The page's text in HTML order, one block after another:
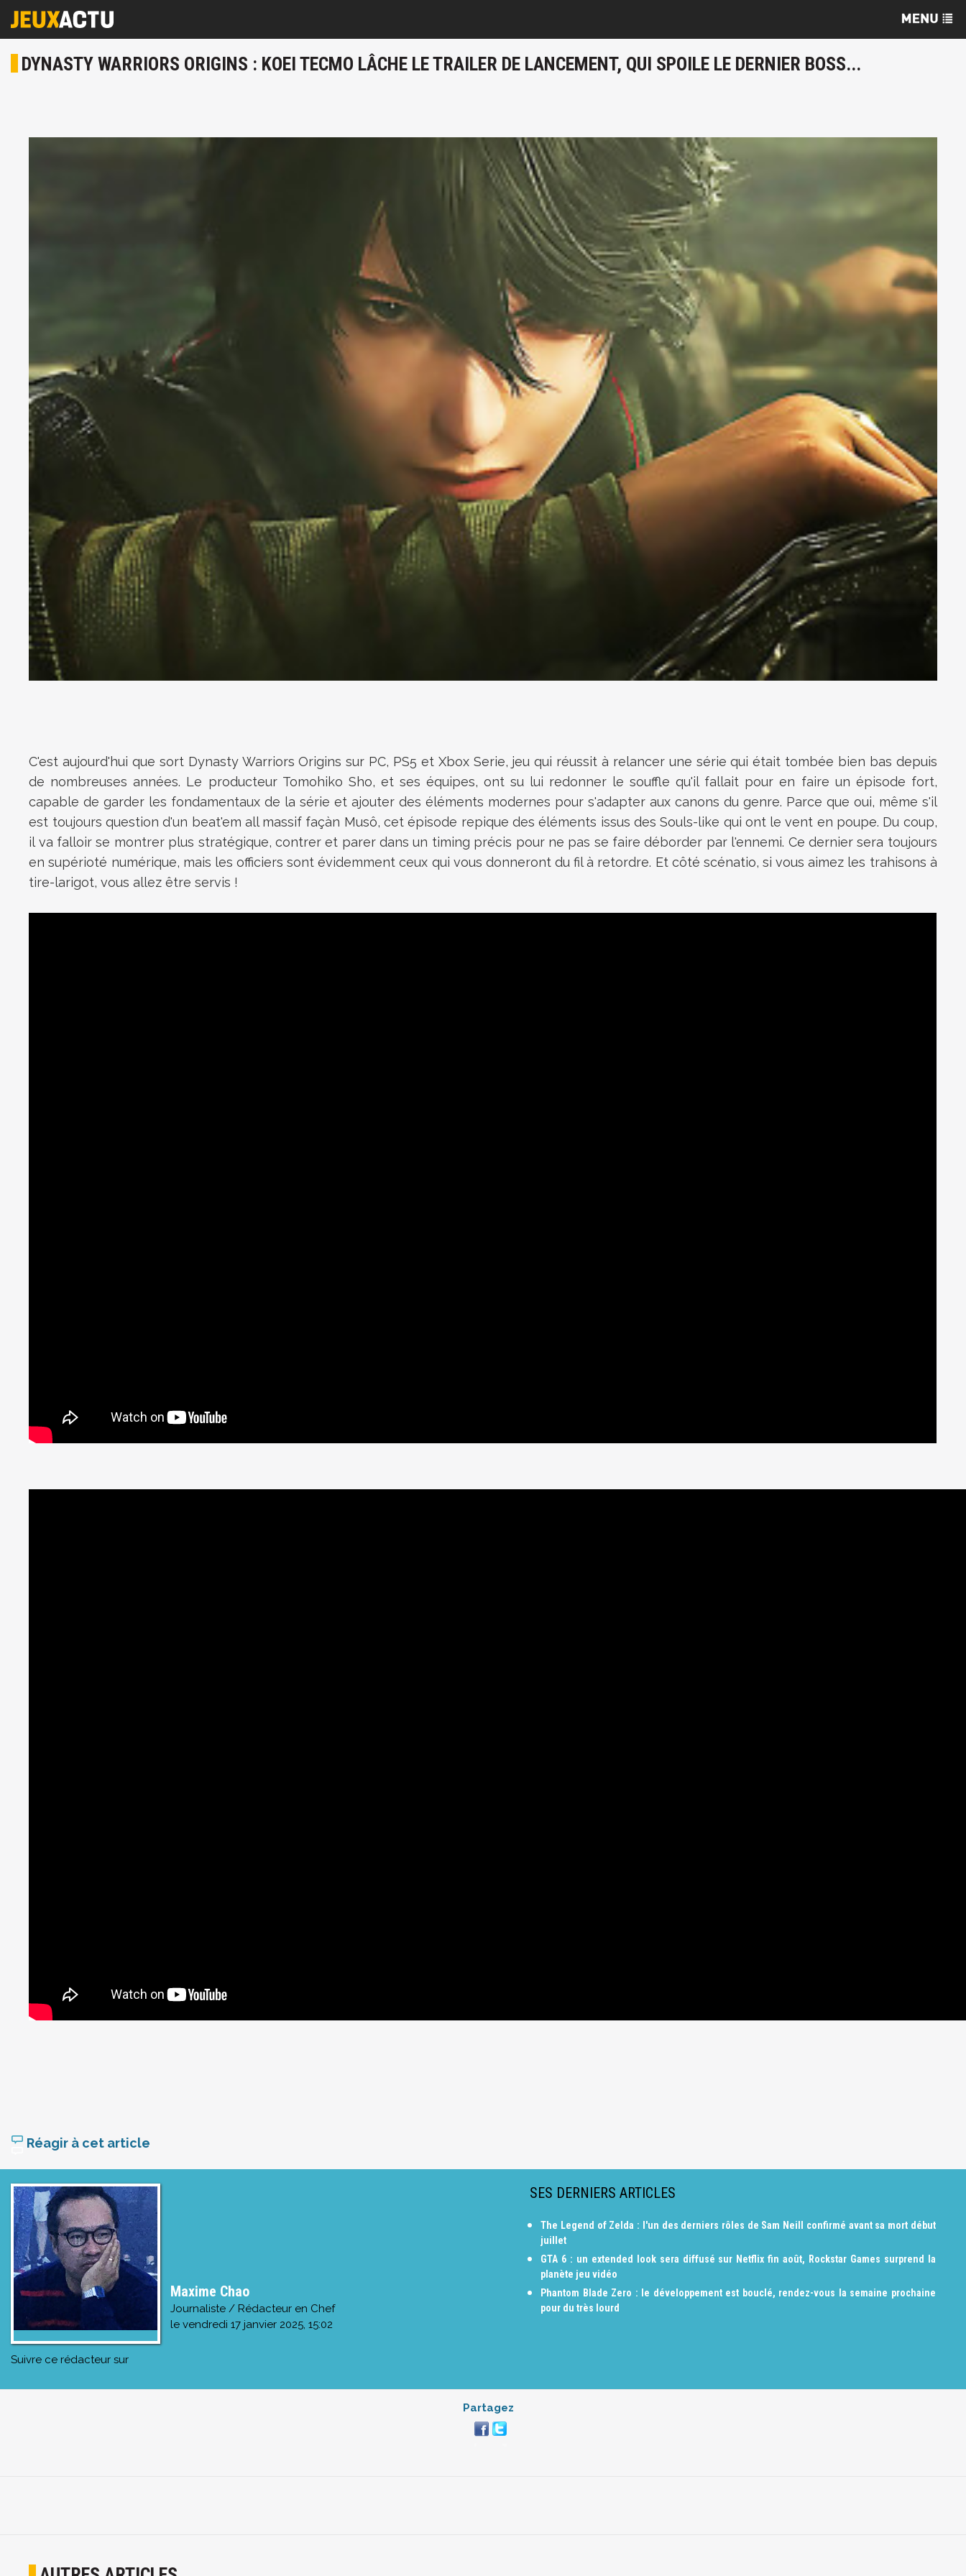
DYNASTY WARRIORS ORIGINS : KOEI TECMO LÂCHE LE TRAILER DE LANCEMENT, QUI SPOILE LE DERNIER BOSS...
C'est aujourd'hui que sort Dynasty Warriors Origins sur PC, PS5 et Xbox Serie, jeu qui réussit à relancer une série qui était tombée bien bas depuis
de nombreuses années. Le producteur Tomohiko Sho, et ses équipes, ont su lui redonner le souffle qu'il fallait pour en faire un épisode fort,
capable de garder les fondamentaux de la série et ajouter des éléments modernes pour s'adapter aux canons du genre. Parce que oui, même s'il
est toujours question d'un beat'em all massif façàn Musô, cet épisode repique des éléments issus des Souls-like qui ont le vent en poupe. Du coup,
il va falloir se montrer plus stratégique, contrer et parer dans un timing précis pour ne pas se faire déborder par l'ennemi. Ce dernier sera toujours
en supérioté numérique, mais les officiers sont évidemment ceux qui vous donneront du fil à retordre. Et côté scénatio, si vous aimez les trahisons à
tire-larigot, vous allez être servis !
Réagir à cet article
Maxime Chao
Journaliste / Rédacteur en Chef
le vendredi 17 janvier 2025, 15:02
Suivre ce rédacteur sur
SES DERNIERS ARTICLES
The Legend of Zelda : l'un des derniers rôles de Sam Neill confirmé avant sa mort début
juillet
GTA 6 : un extended look sera diffusé sur Netflix fin août, Rockstar Games surprend la
planète jeu vidéo
Phantom Blade Zero : le développement est bouclé, rendez-vous la semaine prochaine
pour du très lourd
Partagez